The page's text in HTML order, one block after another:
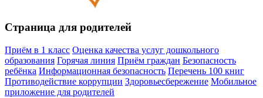
Страница для родителей
Приём в 1 класс Оценка качества услуг дошкольного
образования Горячая линия Приём граждан Безопасность
ребёнка Информационная безопасность Перечень 100 книг
Противодействие коррупции Здоровьесбережение Мобильное
приложение для родителей